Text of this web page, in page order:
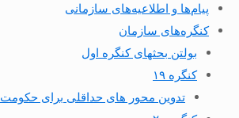
پیام‌ها و اطلاعیه‌های سازمانی
کنگره‌های سازمان
بولتن بحثهای کنگره اول
کنگره ۱۹
تدوین محور های حداقلی برای حکومت